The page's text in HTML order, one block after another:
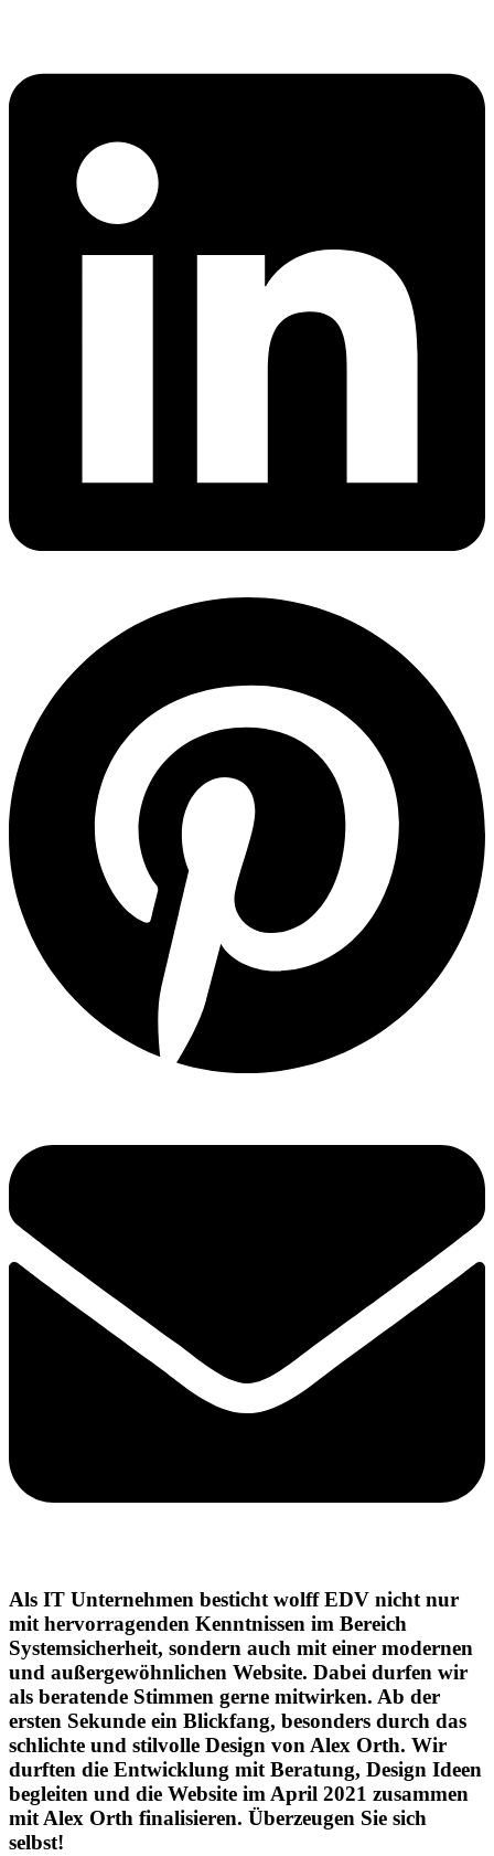
Als IT Unternehmen besticht wolff EDV nicht nur
mit hervorragenden Kenntnissen im Bereich
Systemsicherheit, sondern auch mit einer modernen
und außergewöhnlichen Website. Dabei durfen wir
als beratende Stimmen gerne mitwirken. Ab der
ersten Sekunde ein Blickfang, besonders durch das
schlichte und stilvolle Design von Alex Orth. Wir
durften die Entwicklung mit Beratung, Design Ideen
begleiten und die Website im April 2021 zusammen
mit Alex Orth finalisieren. Überzeugen Sie sich
selbst!